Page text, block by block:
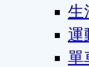
生
運
單